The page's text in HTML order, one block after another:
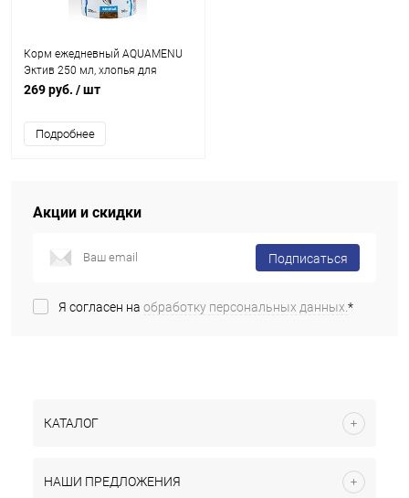
Корм ежедневный AQUAMENU
Эктив 250 мл, хлопья для
крупных и активных рыб
269 руб. / шт
Подробнее
Акции и скидки
Подписаться
Я согласен на обработку персональных данных.*
КАТАЛОГ
НАШИ ПРЕДЛОЖЕНИЯ